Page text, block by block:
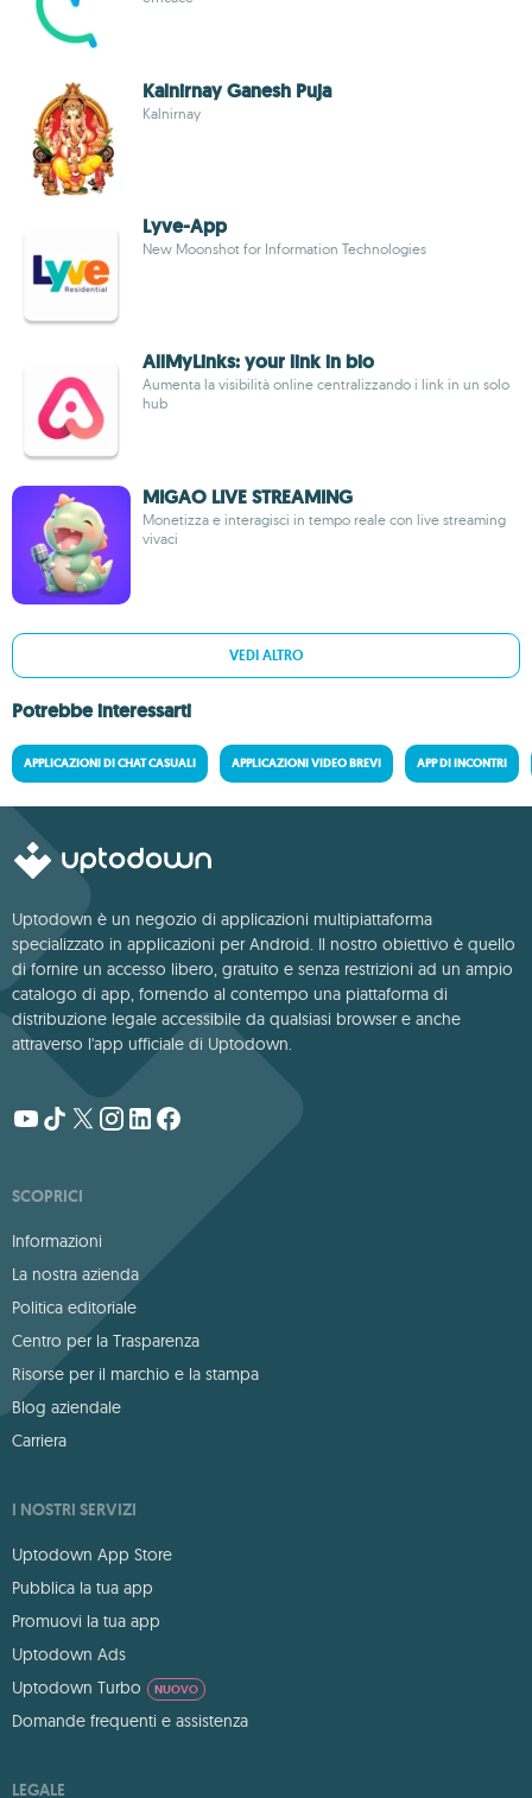
Kalnirnay Ganesh Puja
Kalnirnay
Lyve-App
New Moonshot for Information Technologies
AllMyLinks: your link in bio
Aumenta la visibilità online centralizzando i link in un solo
hub
MIGAO LIVE STREAMING
Monetizza e interagisci in tempo reale con live streaming
vivaci
VEDI ALTRO
Potrebbe interessarti
APPLICAZIONI DI CHAT CASUALI APPLICAZIONI VIDEO BREVI APP DI INCONTRI
Uptodown è un negozio di applicazioni multipiattaforma
specializzato in applicazioni per Android. Il nostro obiettivo è quello
di fornire un accesso libero, gratuito e senza restrizioni ad un ampio
catalogo di app, fornendo al contempo una piattaforma di
distribuzione legale accessibile da qualsiasi browser e anche
attraverso l'app ufficiale di Uptodown.
SCOPRICI
Informazioni
La nostra azienda
Politica editoriale
Centro per la Trasparenza
Risorse per il marchio e la stampa
Blog aziendale
Carriera
I NOSTRI SERVIZI
Uptodown App Store
Pubblica la tua app
Promuovi la tua app
Uptodown Ads
Uptodown Turbo
NUOVO
Domande frequenti e assistenza
LEGALE